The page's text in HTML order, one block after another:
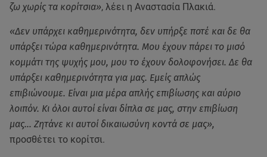
ζω χωρίς τα κορίτσια», λέει η Αναστασία Πλακιά.
«Δεν υπάρχει καθημερινότητα, δεν υπήρξε ποτέ και δε θα
υπάρξει τώρα καθημερινότητα. Μου έχουν πάρει το μισό
κομμάτι της ψυχής μου, μου το έχουν δολοφονήσει. Δε θα
υπάρξει καθημερινότητα για μας. Εμείς απλώς
επιβιώνουμε. Είναι μια μέρα απλής επιβίωσης και αύριο
λοιπόν. Κι όλοι αυτοί είναι δίπλα σε μας, στην επιβίωση
μας... Ζητάνε κι αυτοί δικαιωσύνη κοντά σε μας»,
προσθέτει το κορίτσι.